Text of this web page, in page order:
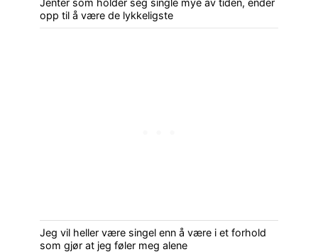
opp til å være de lykkeligste
Jeg vil heller være singel enn å være i et forhold
som gjør at jeg føler meg alene